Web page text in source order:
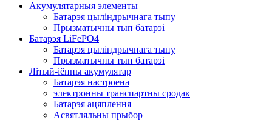
Акумулятарныя элементы
Батарэя цыліндрычнага тыпу
Прызматычны тып батарэі
Батарэя LiFePO4
Батарэя цыліндрычнага тыпу
Прызматычны тып батарэі
Літый-іённы акумулятар
Батарэя настроена
электронны транспартны сродак
Батарэя ацяплення
Асвятляльны прыбор